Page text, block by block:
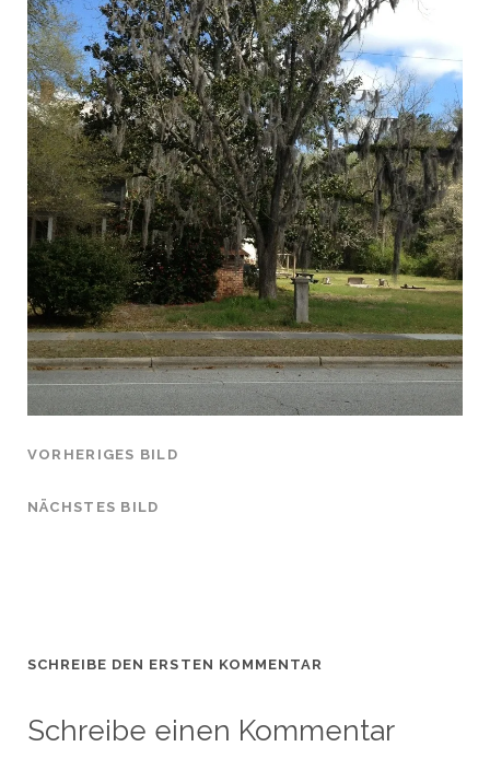
VORHERIGES BILD
NÄCHSTES BILD
SCHREIBE DEN ERSTEN KOMMENTAR
Schreibe einen Kommentar